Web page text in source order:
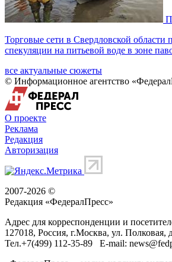
Торговые сети в Свердловской области
спекуляции на питьевой воде в зоне
все актуальные сюжеты
© Информационное агентство
О проекте
Реклама
Редакция
Авторизация
2007-2026 ©
Редакция «ФедералПресс»
Адрес для корреспонденции и
127018, Россия, г.Москва, ул. Полковая,
Тел.+7(499) 112-35-89 E-mail: